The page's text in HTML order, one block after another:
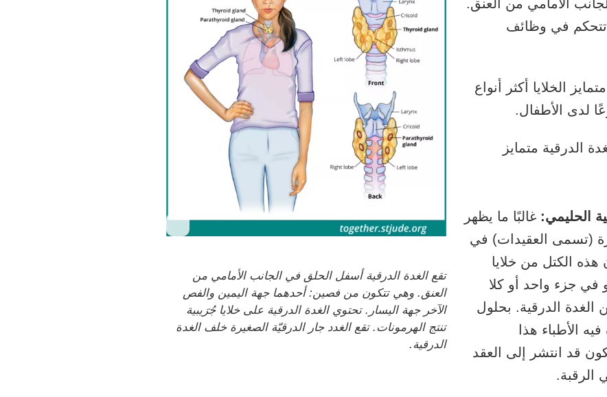
تقع الغدة الدرقية أسفل الحلق في الجانب الأمامي من
العنق. وهي تتكون من فصين: أحدهما جهة اليمين والفص
الآخر جهة اليسار. تحتوي الغدة الدرقية على خلايا جُرَيبية
تنتج الهرمونات. تقع الغدد جار الدرقيّة الصغيرة خلف الغدة
الدرقية.
الأمامي من العنق.
تتحكم في وظائف
الخلايا أكثر أنواع
لدى الأطفال.
الدرقية متمايز
الحليمي: غالبًا ما يظهر
(تسمى العقيدات) في
هذه الكتل من خلايا
في جزء واحد أو كلا
الغدة الدرقية. بحلول
الأطباء هذا
قد انتشر إلى العقد
الرقبة.